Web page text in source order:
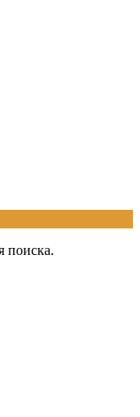
поиска.